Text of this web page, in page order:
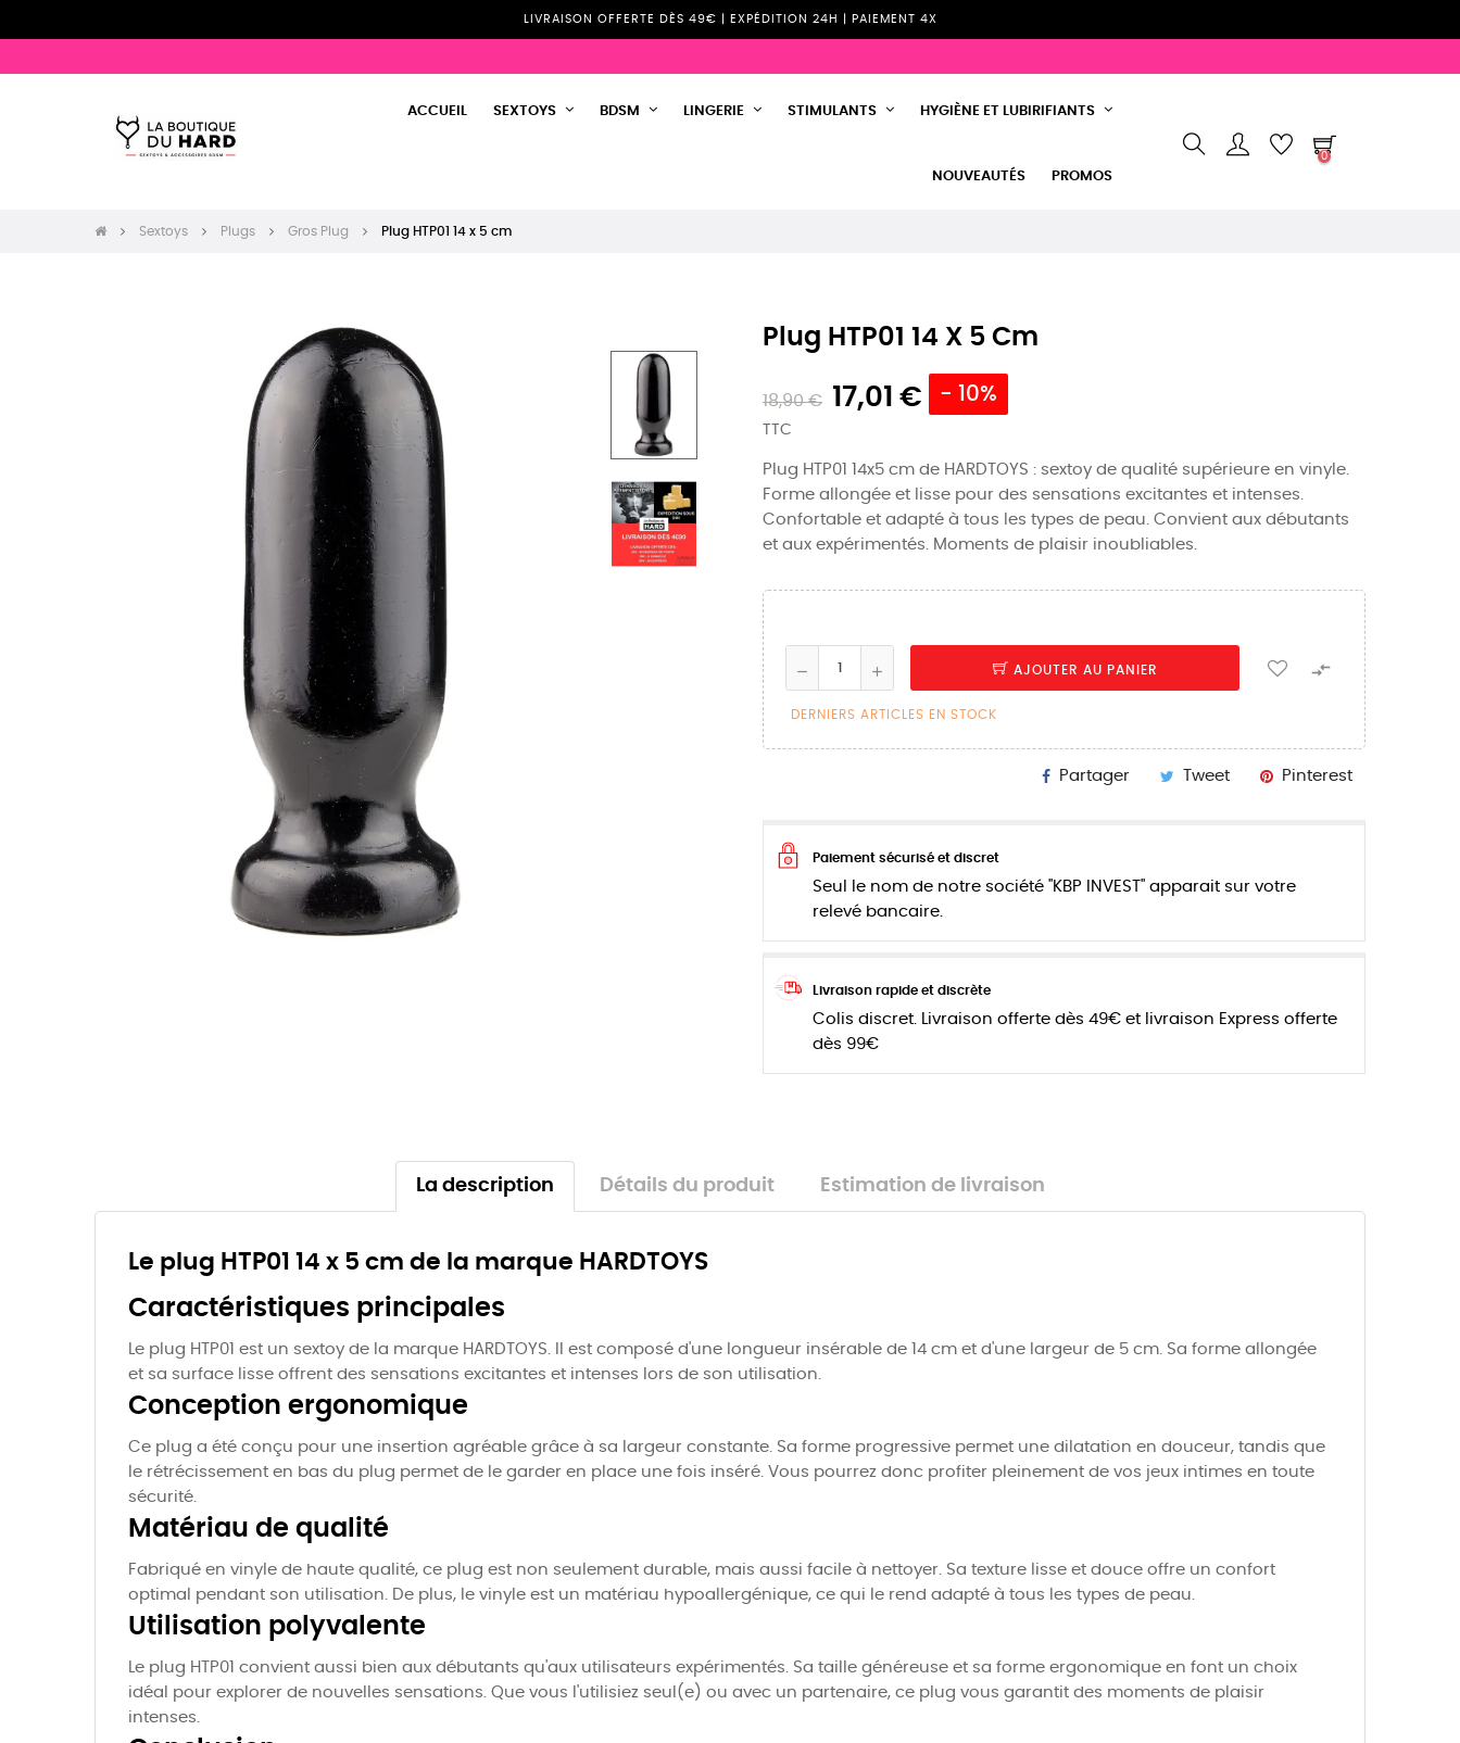
LIVRAISON OFFERTE DÈS 49€ | EXPÉDITION 24H | PAIEMENT 4X
ACCUEIL SEXTOYS BDSM LINGERIE STIMULANTS HYGIÈNE ET LUBIRIFIANTS
NOUVEAUTÉS PROMOS
0
Sextoys Plugs Gros Plug Plug HTP01 14 x 5 cm
Plug HTP01 14 X 5 Cm
18,90 € 17,01 € - 10%
TTC
Plug HTP01 14x5 cm de HARDTOYS : sextoy de qualité supérieure en vinyle.
Forme allongée et lisse pour des sensations excitantes et intenses.
Confortable et adapté à tous les types de peau. Convient aux débutants
et aux expérimentés. Moments de plaisir inoubliables.
AJOUTER AU PANIER 
DERNIERS ARTICLES EN STOCK
Partager Tweet Pinterest
Paiement sécurisé et discret
Seul le nom de notre société "KBP INVEST" apparait sur votre
relevé bancaire.
Livraison rapide et discrète
Colis discret. Livraison offerte dès 49€ et livraison Express offerte
dès 99€
La description Détails du produit Estimation de livraison
Le plug HTP01 14 x 5 cm de la marque HARDTOYS
Caractéristiques principales
Le plug HTP01 est un sextoy de la marque HARDTOYS. Il est composé d'une longueur insérable de 14 cm et d'une largeur de 5 cm. Sa forme allongée
et sa surface lisse offrent des sensations excitantes et intenses lors de son utilisation.
Conception ergonomique
Ce plug a été conçu pour une insertion agréable grâce à sa largeur constante. Sa forme progressive permet une dilatation en douceur, tandis que
le rétrécissement en bas du plug permet de le garder en place une fois inséré. Vous pourrez donc profiter pleinement de vos jeux intimes en toute
sécurité.
Matériau de qualité
Fabriqué en vinyle de haute qualité, ce plug est non seulement durable, mais aussi facile à nettoyer. Sa texture lisse et douce offre un confort
optimal pendant son utilisation. De plus, le vinyle est un matériau hypoallergénique, ce qui le rend adapté à tous les types de peau.
Utilisation polyvalente
Le plug HTP01 convient aussi bien aux débutants qu'aux utilisateurs expérimentés. Sa taille généreuse et sa forme ergonomique en font un choix
idéal pour explorer de nouvelles sensations. Que vous l'utilisiez seul(e) ou avec un partenaire, ce plug vous garantit des moments de plaisir
intenses.